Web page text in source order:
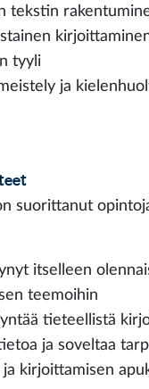
tekstin
tyyli
ja
suorittanut
itselleen
teemoihin
tieteellistä
ja soveltaa
ja kirjoittamisen